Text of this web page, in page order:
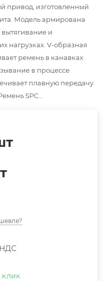
привод, изготовленный
Модель армирована
и
нагрузках. V-образная
ремень в канавках
в процессе
плавную передачу
SPC...
КЛИК